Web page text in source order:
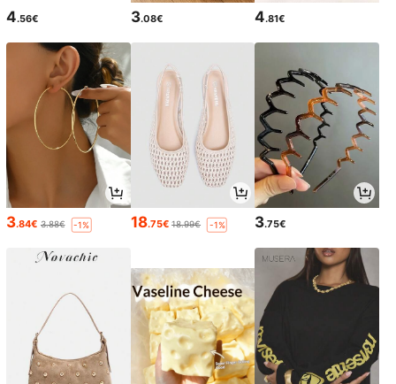
4.56€ 3.08€ 4.81€
3.84€ 3.88€ -1% 18.75€ 18.99€ -1% 3.75€